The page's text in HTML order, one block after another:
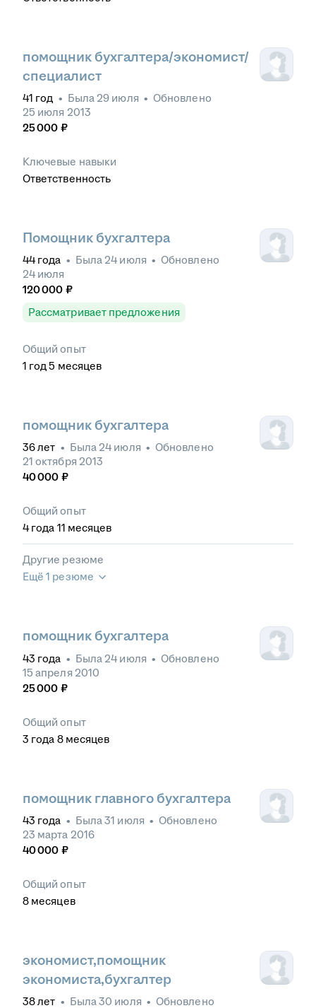
помощник бухгалтера/экономист/
специалист
41 год • Была 29 июля • Обновлено
25 июля 2013
25 000 ₽
Ключевые навыки
Ответственность
Помощник бухгалтера
44 года • Была 24 июля • Обновлено
24 июля
120 000 ₽
Рассматривает предложения
Общий опыт
1 год 5 месяцев
помощник бухгалтера
36лет • Была 24 июля • Обновлено
21 октября 2013
40 000 ₽
Общий опыт
4 года 11 месяцев
Другие резюме
Ещё 1 резюме
помощник бухгалтера
43 года • Была 24 июля • Обновлено
15 апреля 2010
25 000 ₽
Общий опыт
3 года 8 месяцев
помощник главного бухгалтера
43 года • Была31 июля • Обновлено
23 марта 2016
40 000 ₽
Общий опыт
8 месяцев
экономист,помощник
экономиста,бухгалтер
38лет • Была30 июля • Обновлено